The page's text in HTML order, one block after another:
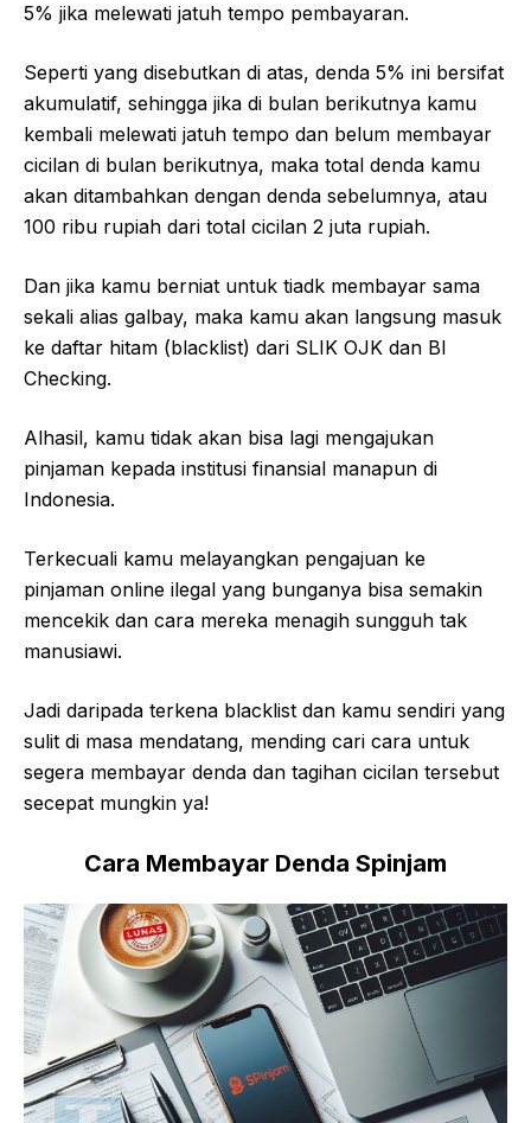
5% jika melewati jatuh tempo pembayaran.
Seperti yang disebutkan di atas, denda 5% ini bersifat
akumulatif, sehingga jika di bulan berikutnya kamu
kembali melewati jatuh tempo dan belum membayar
cicilan di bulan berikutnya, maka total denda kamu
akan ditambahkan dengan denda sebelumnya, atau
100 ribu rupiah dari total cicilan 2 juta rupiah.
Dan jika kamu berniat untuk tiadk membayar sama
sekali alias galbay, maka kamu akan langsung masuk
ke daftar hitam (blacklist) dari SLIK OJK dan BI
Checking.
Alhasil, kamu tidak akan bisa lagi mengajukan
pinjaman kepada institusi finansial manapun di
Indonesia.
Terkecuali kamu melayangkan pengajuan ke
pinjaman online ilegal yang bunganya bisa semakin
mencekik dan cara mereka menagih sungguh tak
manusiawi.
Jadi daripada terkena blacklist dan kamu sendiri yang
sulit di masa mendatang, mending cari cara untuk
segera membayar denda dan tagihan cicilan tersebut
secepat mungkin ya!
Cara Membayar Denda Spinjam